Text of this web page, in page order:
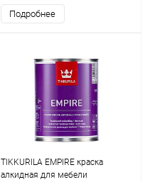
Подробнее
TIKKURILA EMPIRE краска
алкидная для мебели